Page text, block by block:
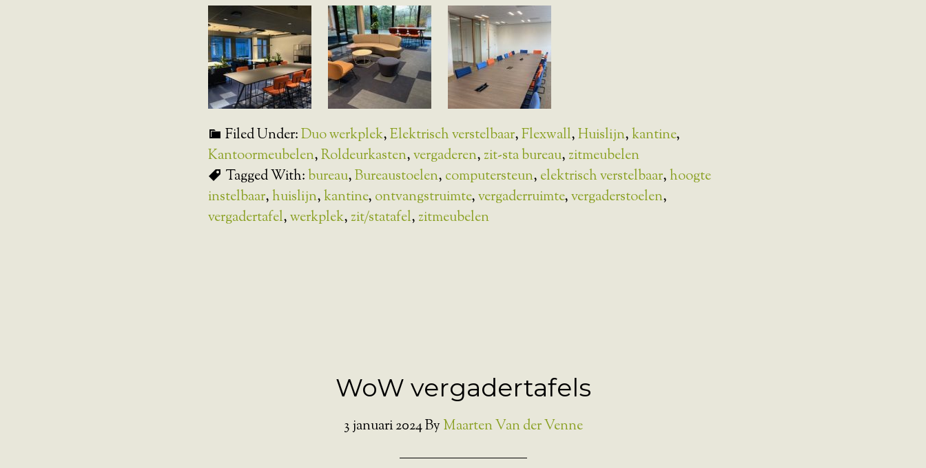
Filed Under:Duo werkplek,Elektrisch verstelbaar,Flexwall,Huislijn,kantine,
Kantoormeubelen,Roldeurkasten,vergaderen, zit-sta bureau, zitmeubelen
Tagged With:bureau,Bureaustoelen, computersteun, elektrisch verstelbaar,hoogte
instelbaar,huislijn,kantine, ontvangstruimte,vergaderruimte,vergaderstoelen,
vergadertafel,werkplek, zit/statafel, zitmeubelen
WoW vergadertafels
3 januari 2024By Maarten Van der Venne